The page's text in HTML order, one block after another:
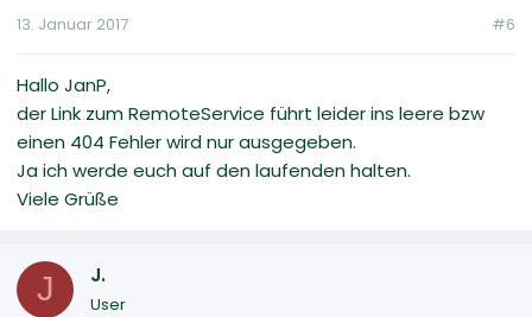
13. Januar 2017 #6
Hallo JanP,
der Link zum RemoteService führt leider ins leere bzw
einen 404 Fehler wird nur ausgegeben.
Ja ich werde euch auf den laufenden halten.
Viele Grüße
J J.
User